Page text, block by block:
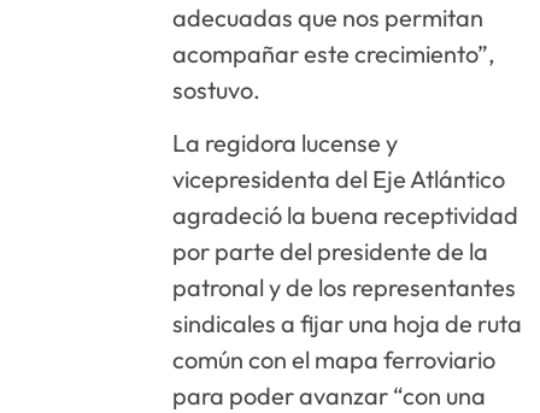
adecuadas que nos permitan
acompañar este crecimiento”,
sostuvo.
La regidora lucense y
vicepresidenta del Eje Atlántico
agradeció la buena receptividad
por parte del presidente de la
patronal y de los representantes
sindicales a fijar una hoja de ruta
común con el mapa ferroviario
para poder avanzar “con una